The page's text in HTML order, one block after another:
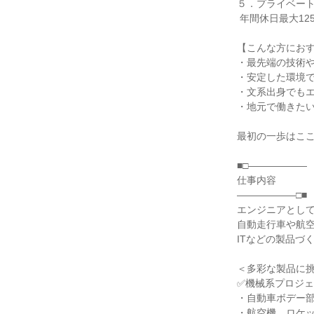
５．プライベー
【こんな方にお
・最先端の技術
・安定した環境
・文系出身でも
・地元で働きた
最初の一歩はこ
■□――――――
仕事内容
――――――□■
エンジニアとし
自動走行車や航
ITなどの製品づ
＜多彩な製品に
✅機械系プロジ
・自動車ボデー